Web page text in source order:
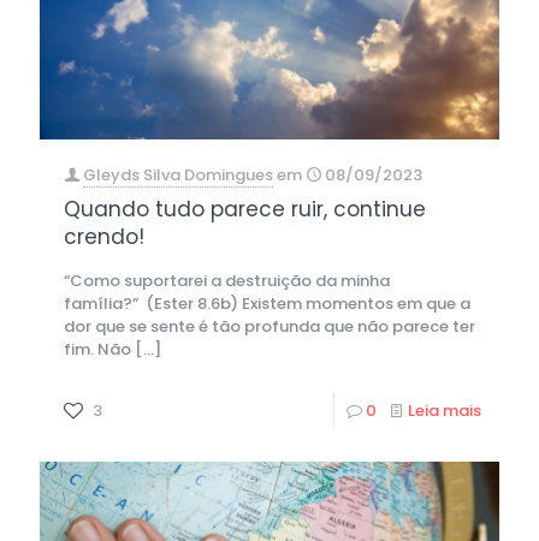
Gleyds Silva Dominguesem 08/09/2023
Quando tudo parece ruir, continue
crendo!
“Como suportarei a destruição da minha
família?” (Ester 8.6b) Existem momentos em que a
dor que se sente é tão profunda que não parece ter
fim. Não […]
3 0 Leia mais